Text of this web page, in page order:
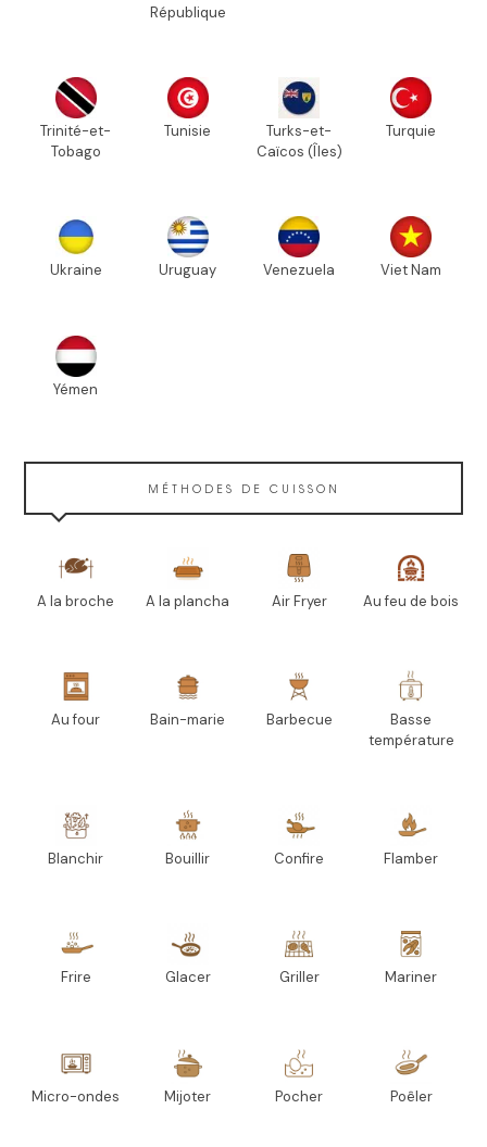
République
Trinité-et-
Tobago
Tunisie
Turks-et-
Caïcos (Îles)
Turquie
Ukraine Uruguay Venezuela Viet Nam
Yémen
MÉTHODES DE CUISSON
A la broche A la plancha Air Fryer Au feu de bois
Au four Bain-marie Barbecue
Basse
température
Blanchir Bouillir Confire Flamber
Frire Glacer Griller Mariner
Micro-ondes Mijoter Pocher Poêler